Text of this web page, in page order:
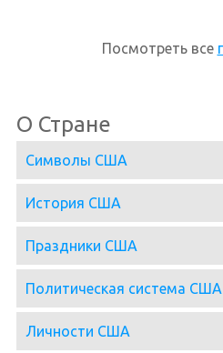
Посмотреть все
О Стране
Символы США
История США
Праздники США
Политическая система США
Личности США